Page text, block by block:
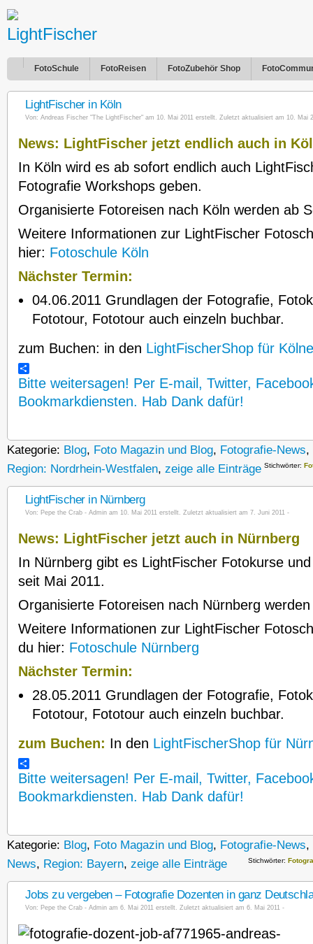
FotoSchule FotoReisen FotoZubehör Shop
LightFischer in Köln
Von: Andreas Fischer "The LightFischer" am 10. Mai 2011 erstellt. Zuletzt aktualisiert am 10. Mai
News: LightFischer jetzt endlich auch in
In Köln wird es ab sofort endlich auch
Fotografie Workshops geben.
Organisierte Fotoreisen nach Köln werden ab
Weitere Informationen zur LightFischer
hier: Fotoschule Köln
Nächster Termin:
04.06.2011 Grundlagen der Fotografie,
Fototour, Fototour auch einzeln buchbar.
zum Buchen: in den LightFischerShop für
Bitte weitersagen! Per E-mail, Twitter,
Bookmarkdiensten. Hab Dank dafür!
Kategorie: Blog, Foto Magazin und Blog, Fotografie-News,
Region: Nordrhein-Westfalen, zeige alle Einträge Stichwörter:
LightFischer in Nürnberg
Von: Pepe the Crab - Admin am 10. Mai 2011 erstellt. Zuletzt aktualisiert am 7. Juni 2011 -
News: LightFischer jetzt auch in Nürnberg
In Nürnberg gibt es LightFischer Fotokurse
seit Mai 2011.
Organisierte Fotoreisen nach Nürnberg
Weitere Informationen zur LightFischer
du hier: Fotoschule Nürnberg
Nächster Termin:
28.05.2011 Grundlagen der Fotografie,
Fototour, Fototour auch einzeln buchbar.
zum Buchen: In den LightFischerShop für
Bitte weitersagen! Per E-mail, Twitter,
Bookmarkdiensten. Hab Dank dafür!
Kategorie: Blog, Foto Magazin und Blog, Fotografie-News,
News, Region: Bayern, zeige alle Einträge Stichwörter:
Jobs zu vergeben – Fotografie Dozenten in ganz
Von: Pepe the Crab - Admin am 6. Mai 2011 erstellt. Zuletzt aktualisiert am 6. Mai 2011 -